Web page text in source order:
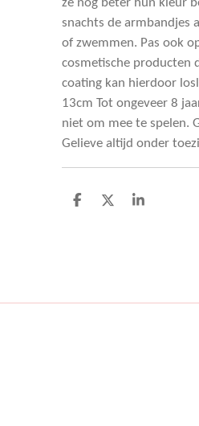
ze nog beter hun kleur
snachts de armbandjes
of zwemmen. Pas ook
cosmetische producten
coating kan hierdoor
13cm Tot ongeveer 8
niet om mee te spelen.
Gelieve altijd onder
D
D
S